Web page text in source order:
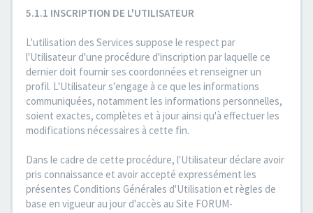
5.1.1 INSCRIPTION DE L'UTILISATEUR
L'utilisation des Services suppose le respect par
l'Utilisateur d'une procédure d'inscription par laquelle ce
dernier doit fournir ses coordonnées et renseigner un
profil. L'Utilisateur s'engage à ce que les informations
communiquées, notamment les informations personnelles,
soient exactes, complètes et à jour ainsi qu'à effectuer les
modifications nécessaires à cette fin.
Dans le cadre de cette procédure, l'Utilisateur déclare avoir
pris connaissance et avoir accepté expressément les
présentes Conditions Générales d'Utilisation et règles de
base en vigueur au jour d'accès au Site FORUM-